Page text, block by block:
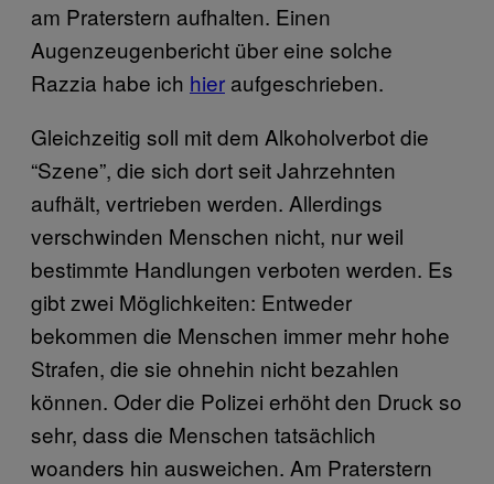
am Praterstern aufhalten. Einen
Augenzeugenbericht über eine solche
Razzia habe ich hier aufgeschrieben.
Gleichzeitig soll mit dem Alkoholverbot die
“Szene”, die sich dort seit Jahrzehnten
aufhält, vertrieben werden. Allerdings
verschwinden Menschen nicht, nur weil
bestimmte Handlungen verboten werden. Es
gibt zwei Möglichkeiten: Entweder
bekommen die Menschen immer mehr hohe
Strafen, die sie ohnehin nicht bezahlen
können. Oder die Polizei erhöht den Druck so
sehr, dass die Menschen tatsächlich
woanders hin ausweichen. Am Praterstern